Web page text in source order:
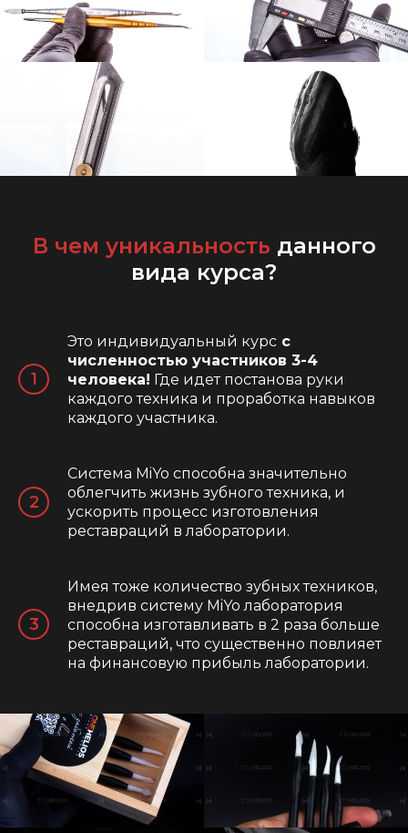
В чем уникальность данного
вида курса?
Это индивидуальный курс с
численностью участников 3-4
человека! Где идет постанова руки
каждого техника и проработка навыков
каждого участника.
Система MiYo способна значительно
облегчить жизнь зубного техника, и
ускорить процесс изготовления
реставраций в лаборатории.
Имея тоже количество зубных техников,
внедрив систему MiYo лаборатория
способна изготавливать в 2 раза больше
реставраций, что существенно повлияет
на финансовую прибыль лаборатории.